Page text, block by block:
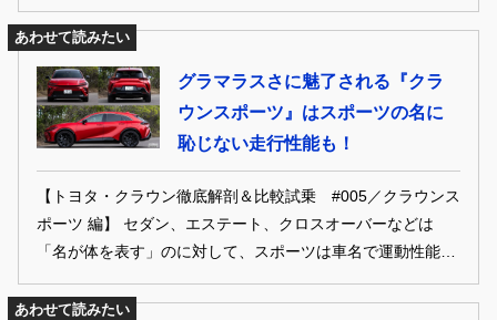
あわせて読みたい
グラマラスさに魅了される『クラ
ウンスポーツ』はスポーツの名に
恥じない走行性能も！
【トヨタ・クラウン徹底解剖＆比較試乗 #005／クラウンス
ポーツ 編】 セダン、エステート、クロスオーバーなどは
「名が体を表す」のに対して、スポーツは車名で運動性能の
あわせて読みたい